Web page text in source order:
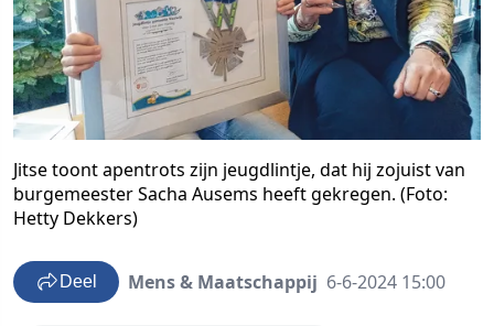
Jitse toont apentrots zijn jeugdlintje, dat hij zojuist van
burgemeester Sacha Ausems heeft gekregen. (Foto:
Hetty Dekkers)
Deel Mens & Maatschappij 6-6-2024 15:00